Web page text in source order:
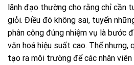
lãnh đạo thường cho rằng chỉ cần
giỏi. Điều đó không sai, tuyển
phân công đúng nhiệm vụ là bước
văn hoá hiệu suất cao. Thế nhưng,
tạo ra môi trường để các nhân